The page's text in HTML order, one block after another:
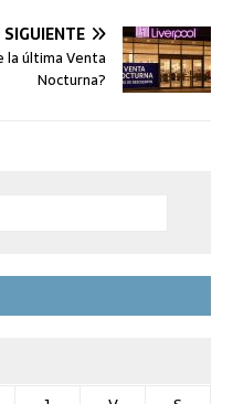
SIGUIENTE
la última Venta
Nocturna?